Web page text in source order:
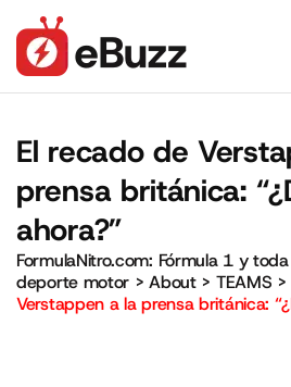
El recado de
prensa británica:
ahora?”
FormulaNitro.com: Fórmula 1 y
deporte motor >About> TEAMS >
Verstappen a la prensa británica: